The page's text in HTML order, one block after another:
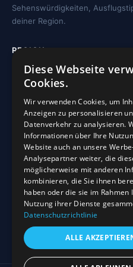
Sehenswürdigkeiten,
deiner Region.
REGION
Freizeit
Sehenswürdigkeiten
Kirchen
Gewässer
Wohnmobilstellplätze
INFO
Blog
Sehenswürdigkeiten
Impressum
Datenschutz
Diese Webseite
Cookies.
Wir verwenden Cookies, um
Anzeigen zu personalisieren
Datenverkehr zu analysieren.
Informationen über Ihre
Website auch an unsere
Analysepartner weiter, die
möglicherweise mit anderen
kombinieren, die Sie ihnen
haben oder die sie im Rahmen
Nutzung ihrer Dienste
Datenschutzrichtlinie
ALLE